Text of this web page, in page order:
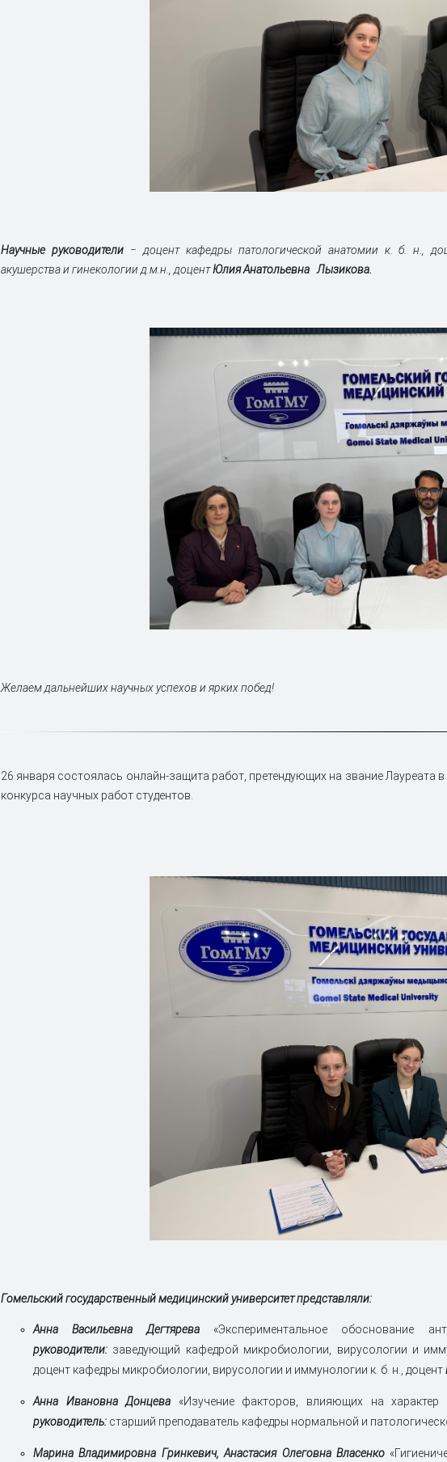
Научные руководители‒ доцент кафедры патологической анатомии к. б. н.,
акушерства и гинекологии д.м.н., доцентЮлия Анатольевна
Желаем дальнейших научных успехов и ярких побед!
26 января состоялась онлайн-защита работ, претендующих на звание Лауреата
конкурса научных работ студентов.
Гомельский государственный медицинский университетпредставляли:
Анна Васильевна Дегтярева «Экспериментальное обоснование
руководители: заведующий кафедрой микробиологии, вирусологии и
доцент кафедры микробиологии, вирусологии и иммунологии к. б. н., доцент
Анна Ивановна Донцева «Изучение факторов, влияющих на
руководитель: старший преподаватель кафедры нормальной и
Марина Владимировна Гринкевич, Анастасия Олеговна Власенко